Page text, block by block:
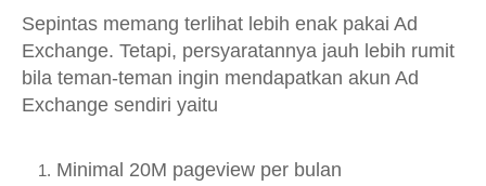
Sepintas memang terlihat lebih enak pakai Ad
Exchange. Tetapi, persyaratannya jauh lebih rumit
bila teman-teman ingin mendapatkan akun Ad
Exchange sendiri yaitu
Minimal 20M pageview per bulan